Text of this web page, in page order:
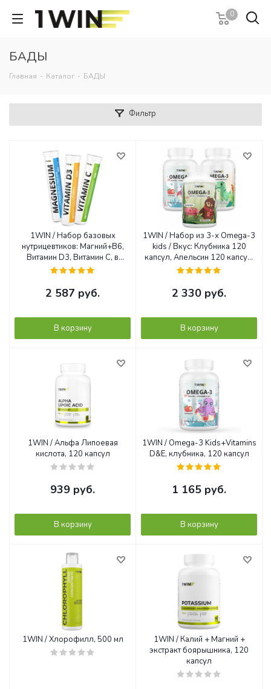
0
БАДЫ
Главная - Каталог - БАДЫ
Фильтр
1WIN / Набор базовых
нутрицевтиков: Магний+В6,
Витамин D3, Витамин С, в
форме шипучих таблеток.
2 587 руб.
В корзину
1WIN / Набор из 3-х Omega-3
kids / Вкус: Клубника 120
капсул, Апельсин 120 капсул,
Малина и травы 60 капсул
2 330 руб.
В корзину
1WIN / Альфа Липоевая
кислота, 120 капсул
939 руб.
В корзину
1WIN / Omega-3 Kids+Vitamins
D&E, клубника, 120 капсул
1 165 руб.
В корзину
1WIN / Хлорофилл, 500 мл
1WIN / Калий + Магний +
экстракт боярышника, 120
капсул